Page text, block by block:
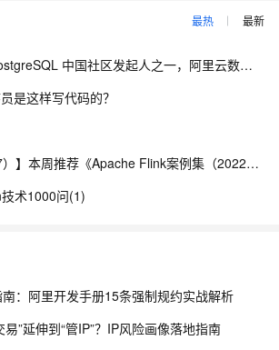
求解
最热 最新
【大咖问答】对话PostgreSQL 中国社区发起人之一，阿里云数据库高级专家 德哥
是这样写代码的？
【藏经阁一起读（27）】本周推荐《Apache Flink案例集（2022版）》，你有哪些心得？
技术1000问(1)
：阿里开发手册15条强制规约实战解析
”延伸到“管IP”？IP风险画像落地指南